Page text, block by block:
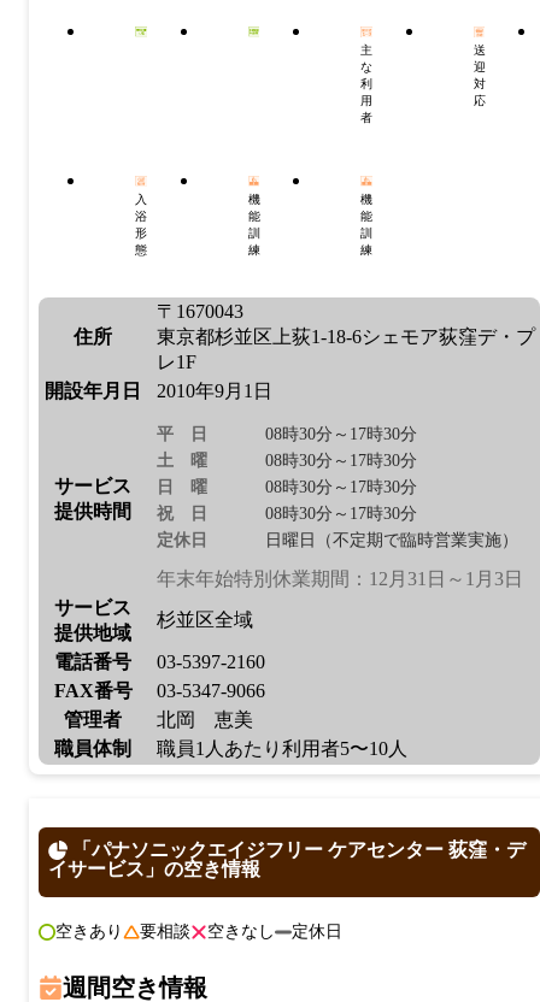
主
な
利
用
者
送
迎
対
応
入
浴
形
態
機
能
訓
練
機
能
訓
練
住所
〒1670043
東京都杉並区上荻1-18-6シェモア荻窪デ・プ
レ1F
開設年月日
2010年9月1日
サービス
提供時間
平日
08時30分～17時30分
土曜
08時30分～17時30分
日曜
08時30分～17時30分
祝日
08時30分～17時30分
定休日
日曜日（不定期で臨時営業実施）
年末年始特別休業期間：12月31日～1月3日
サービス
提供地域
杉並区全域
電話番号
03-5397-2160
FAX番号
03-5347-9066
管理者
北岡 恵美
職員体制
職員1人あたり利用者5〜10人
「パナソニックエイジフリー ケアセンター 荻窪・デ
イサービス」の空き情報
空きあり 要相談 空きなし 定休日
週間空き情報